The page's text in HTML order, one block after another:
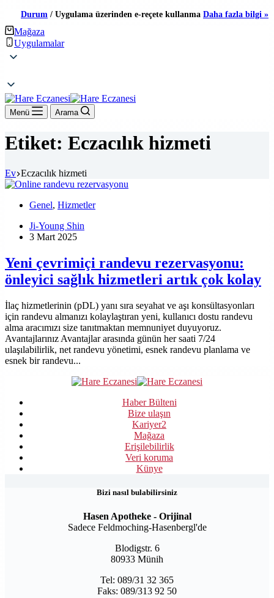
Durum / Uygulama üzerinden e-reçete kullanma Daha fazla bilgi »
Mağaza
Uygulamalar
Menü Arama
Etiket: Eczacılık hizmeti
Ev Eczacılık hizmeti
Genel, Hizmetler
Ji-Young Shin
3 Mart 2025
Yeni çevrimiçi randevu rezervasyonu:
önleyici sağlık hizmetleri artık çok kolay
İlaç hizmetlerinin (pDL) yanı sıra seyahat ve aşı konsültasyonları
için randevu almanızı kolaylaştıran yeni, kullanıcı dostu randevu
alma aracımızı size tanıtmaktan memnuniyet duyuyoruz.
Avantajlarınız Avantajlar arasında günün her saati 7/24
ulaşılabilirlik, net randevu yönetimi, esnek randevu planlama ve
esnek bir randevu...
Haber Bülteni
Bize ulaşın
Kariyer2
Mağaza
Erişilebilirlik
Veri koruma
Künye
Bizi nasıl bulabilirsiniz
Hasen Apotheke - Orijinal
Sadece Feldmoching-Hasenbergl'de
Blodigstr. 6
80933 Münih
Tel: 089/31 32 365
Faks: 089/313 92 50